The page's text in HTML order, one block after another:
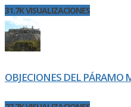
31.7K VISUALIZACIONES
OBJECIONES DEL